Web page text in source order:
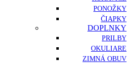
PONOŽKY
ČIAPKY
DOPLNKY
PRILBY
OKULIARE
ZIMNÁ OBUV